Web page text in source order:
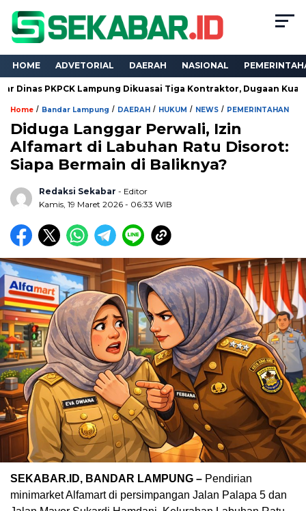
HOME ADVETORIAL DAERAH NASIONAL
Lampung Dikuasai Tiga Kontraktor, Dugaan Kualifikasi Tak
Home / Bandar Lampung / DAERAH / HUKUM / NEWS / PEMERINTAHAN
Diduga Langgar Perwali, Izin
Alfamart di Labuhan Ratu Disorot:
Siapa Bermain di Baliknya?
Redaksi Sekabar - Editor
Kamis, 19 Maret 2026 - 06:33 WIB
SEKABAR.ID, BANDAR LAMPUNG – Pendirian
minimarket Alfamart di persimpangan Jalan Palapa 5 dan